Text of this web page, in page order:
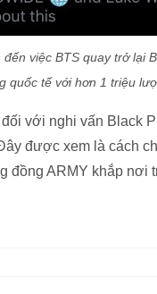
việc BTS quay trở lại
quốc tế với hơn 1 triệu
với nghi vấn Black
được xem là cách
đồng ARMY khắp nơi